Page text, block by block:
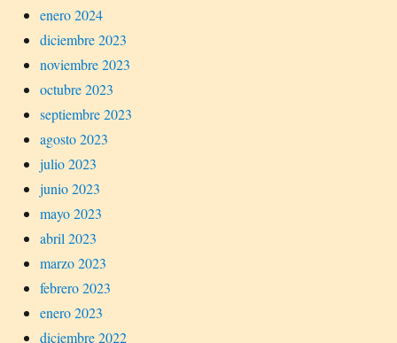
enero 2024
diciembre 2023
noviembre 2023
octubre 2023
septiembre 2023
agosto 2023
julio 2023
junio 2023
mayo 2023
abril 2023
marzo 2023
febrero 2023
enero 2023
diciembre 2022